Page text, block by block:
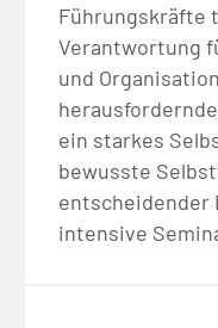
Führungskräfte
Verantwortung
und
ein starkes
bewusste
entscheidender
intensive